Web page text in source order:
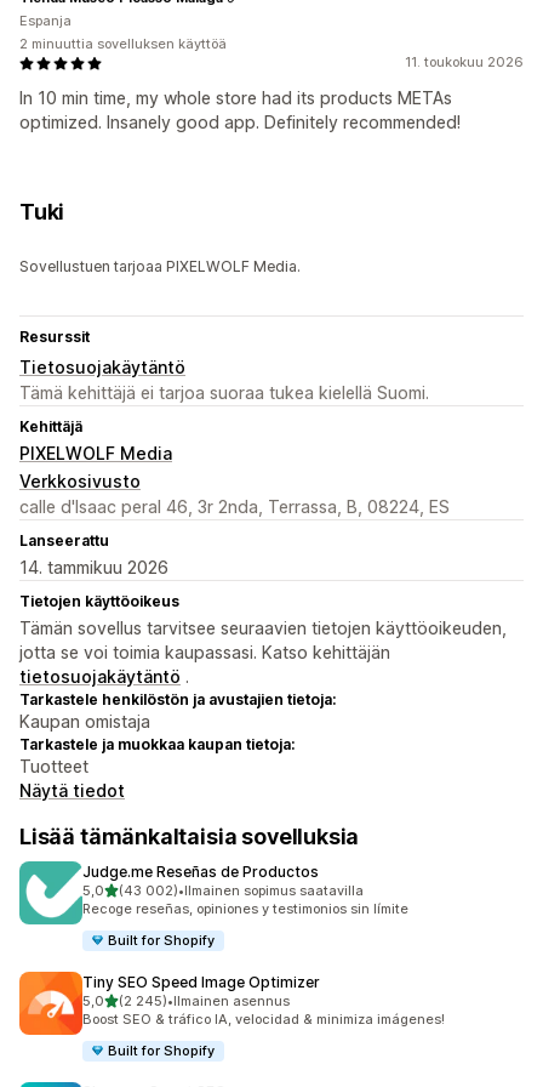
11. toukokuu 2026
In 10 min time, my whole store had its products METAs
optimized. Insanely good app. Definitely recommended!
Espanja
2 minuuttia sovelluksen käyttöä
Tuki
Sovellustuen tarjoaa PIXELWOLF Media.
Resurssit
Tietosuojakäytäntö
Tämä kehittäjä ei tarjoa suoraa tukea kielellä Suomi.
Kehittäjä
PIXELWOLF Media
Verkkosivusto
calle d'Isaac peral 46, 3r 2nda, Terrassa, B, 08224, ES
Lanseerattu
14. tammikuu 2026
Tietojen käyttöoikeus
Tämän sovellus tarvitsee seuraavien tietojen käyttöoikeuden,
jotta se voi toimia kaupassasi. Katso kehittäjän
tietosuojakäytäntö .
Tarkastele henkilöstön ja avustajien tietoja:
Kaupan omistaja
Tarkastele ja muokkaa kaupan tietoja:
Tuotteet
Näytä tiedot
Lisää tämänkaltaisia sovelluksia
Judge.me Reseñas de Productos
5,0/ 5 tähteä
(43 002)
43002 arvostelua yhteensä
•Ilmainen sopimus saatavilla
Recoge reseñas, opiniones y testimonios sin límite
Built for Shopify
Tiny SEO Speed Image Optimizer
5,0/ 5 tähteä
(2 245)
2245 arvostelua yhteensä
•Ilmainen asennus
Boost SEO & tráfico IA, velocidad & minimiza imágenes!
Built for Shopify